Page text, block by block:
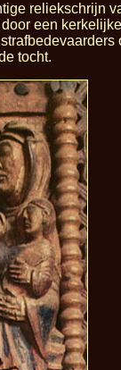
reliekschrijn
een
tocht.